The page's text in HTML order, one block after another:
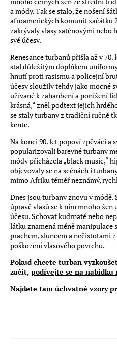
a módy. Tak se stalo, že nošení
afroamerických komunit začátku
zakrývaly vlasy saténovými nebo
své účesy.
Renesance turbanů přišla až v
stal důležitým doplňkem
hnutí proti rasismu a policejní
účesy sloužily tehdy jako mocné
užívané k zahanbení a ponížení
krásná,“ zněl podtext jejich
se staly turbany z tradiční ručně
kente.
Na konci 90. let popoví zpěváci a
popularizovali barevné turbany
módy přicházela „black music,“
objevovaly se na scénách i
mimo Afriku téměř neznámý,
Dnes jsou turbany znovu v
úpravě vlasů se k nim mnoho
účesu. Schovat kudrnaté nebo
látku znamená méně manipulace
prachem, sluncem a nečistotami
poškození vlasového povrchu.
Pokud chcete turban
začít, podívejte se na
Najdete tam úchvatné vzory